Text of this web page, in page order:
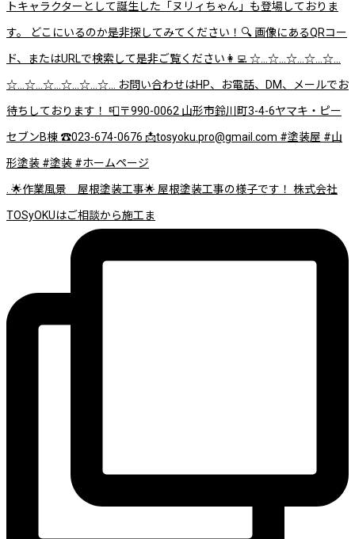
. 🌟作業風景 屋根塗装工事🌟 屋根塗装工事の様子です！ 株式会社
TOSyOKUはご相談から施工ま